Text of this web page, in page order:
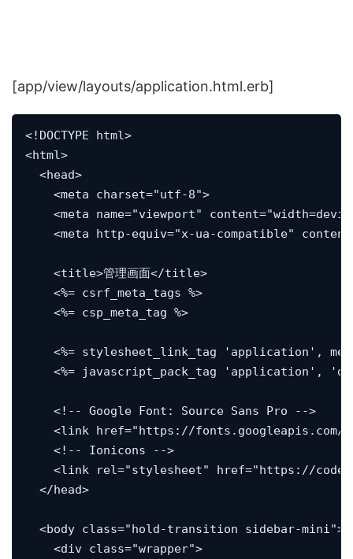
[app/view/layouts/application.html.erb]
<!DOCTYPE html>
<html>
  <head>
    <meta charset="utf-8">
<meta name="viewport"
<meta http-equiv="x-ua-compatible"
    <title>管理画面</title>
    <%= csrf_meta_tags %>
    <%= csp_meta_tag %>
<%= stylesheet_link_tag 'application',
<%= javascript_pack_tag 'application',
    <!-- Google Font: Source Sans Pro -->
<link href="https://
    <!-- Ionicons -->
<link rel="stylesheet" href="https://
  </head>
  <body class="hold-transition sidebar-mini">
    <div class="wrapper">